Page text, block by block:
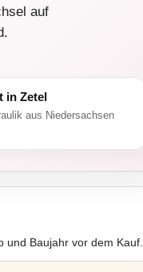
auf
in Zetel
aus Niedersachsen
und Baujahr vor dem Kauf.